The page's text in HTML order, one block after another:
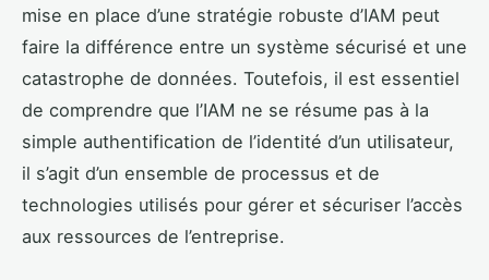
mise en place d’une stratégie robuste d’IAM peut
faire la différence entre un système sécurisé et une
catastrophe de données. Toutefois, il est essentiel
de comprendre que l’IAM ne se résume pas à la
simple authentification de l’identité d’un utilisateur,
il s’agit d’un ensemble de processus et de
technologies utilisés pour gérer et sécuriser l’accès
aux ressources de l’entreprise.